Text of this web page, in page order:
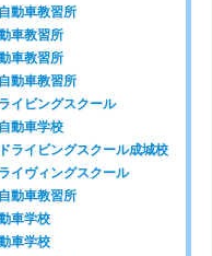
動車教習所
車教習所
車教習所
動車教習所
イビングスクール
動車学校
ライビングスクール成城校
イヴィングスクール
動車教習所
車学校
車学校